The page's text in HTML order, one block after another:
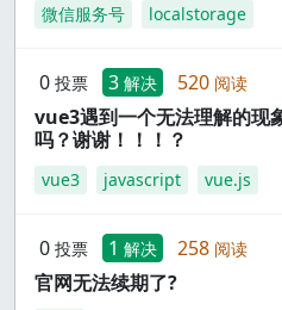
微信服务号 localstorage
0 投票 3 解决 520 阅读
vue3遇到一个无法理解的现
吗？谢谢！！！？
vue3 javascript vue.js
0 投票 1 解决 258 阅读
官网无法续期了?